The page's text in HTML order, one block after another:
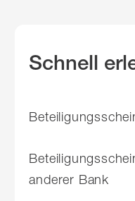
Schnell
anderer Bank